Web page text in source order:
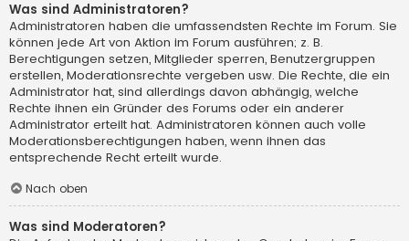
Was sind Administratoren?
Administratoren haben die umfassendsten Rechte im Forum. Sie
können jede Art von Aktion im Forum ausführen; z. B.
Berechtigungen setzen, Mitglieder sperren, Benutzergruppen
erstellen, Moderationsrechte vergeben usw. Die Rechte, die ein
Administrator hat, sind allerdings davon abhängig, welche
Rechte ihnen ein Gründer des Forums oder ein anderer
Administrator erteilt hat. Administratoren können auch volle
Moderationsberechtigungen haben, wenn ihnen das
entsprechende Recht erteilt wurde.
Nach oben
Was sind Moderatoren?